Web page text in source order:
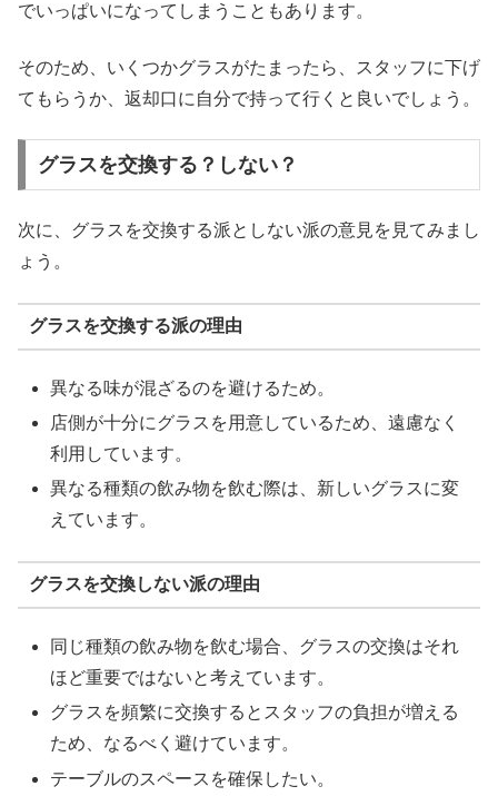
でいっぱいになってしまうこともあります。
そのため、いくつかグラスがたまったら、スタッフに下げ
てもらうか、返却口に自分で持って行くと良いでしょう。
グラスを交換する？しない？
次に、グラスを交換する派としない派の意見を見てみまし
ょう。
グラスを交換する派の理由
異なる味が混ざるのを避けるため。
店側が十分にグラスを用意しているため、遠慮なく
利用しています。
異なる種類の飲み物を飲む際は、新しいグラスに変
えています。
グラスを交換しない派の理由
同じ種類の飲み物を飲む場合、グラスの交換はそれ
ほど重要ではないと考えています。
グラスを頻繁に交換するとスタッフの負担が増える
ため、なるべく避けています。
テーブルのスペースを確保したい。